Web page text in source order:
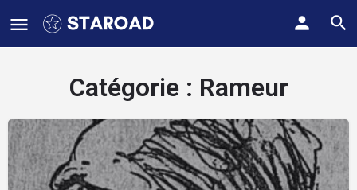
Catégorie : Rameur